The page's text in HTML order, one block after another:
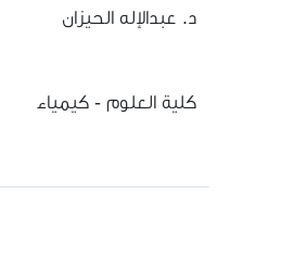
د. عبدالإله الحيزان
كلية العلوم - كيمياء